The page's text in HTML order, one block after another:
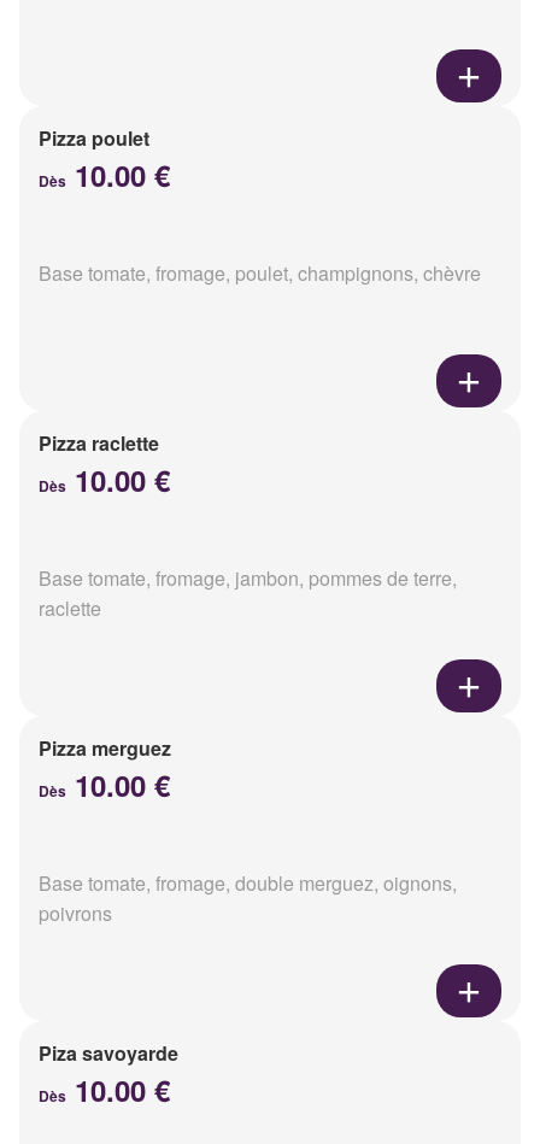
Pizza poulet
Dès 10.00 €
Base tomate, fromage, poulet, champignons, chèvre
Pizza raclette
Dès 10.00 €
Base tomate, fromage, jambon, pommes de terre,
raclette
Pizza merguez
Dès 10.00 €
Base tomate, fromage, double merguez, oignons,
poivrons
Piza savoyarde
Dès 10.00 €